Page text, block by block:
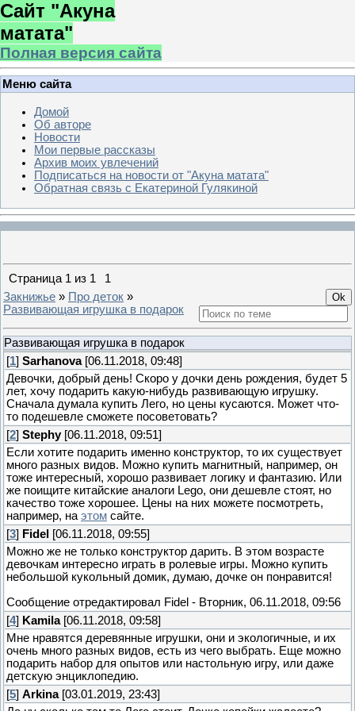
Сайт "Акуна
матата"
Полная версия сайта
Меню сайта
Домой
Об авторе
Новости
Мои первые рассказы
Архив моих увлечений
Подписаться на новости от "Акуна матата"
Обратная связь с Екатериной Гулякиной
Страница 1 из 1
1
Закнижье » Про деток »
Развивающая игрушка в подарок
Развивающая игрушка в подарок
[1] Sarhanova[06.11.2018, 09:48]
Девочки, добрый день! Скоро у дочки день рождения, будет 5
лет, хочу подарить какую-нибудь развивающую игрушку.
Сначала думала купить Лего, но цены кусаются. Может что-
то подешевле сможете посоветовать?
[2] Stephy [06.11.2018, 09:51]
Если хотите подарить именно конструктор, то их существует
много разных видов. Можно купить магнитный, например, он
тоже интересный, хорошо развивает логику и фантазию. Или
же поищите китайские аналоги Lego, они дешевле стоят, но
качество тоже хорошее. Цены на них можете посмотреть,
например, на этом сайте.
[3] Fidel
[06.11.2018, 09:55]
Можно же не только конструктор дарить. В этом возрасте
девочкам интересно играть в ролевые игры. Можно купить
небольшой кукольный домик, думаю, дочке он понравится!
Сообщение отредактировал Fidel - Вторник, 06.11.2018, 09:56
[4] Kamila[06.11.2018, 09:58]
Мне нравятся деревянные игрушки, они и экологичные, и их
очень много разных видов, есть из чего выбрать. Еще можно
подарить набор для опытов или настольную игру, или даже
детскую энциклопедию.
[5] Arkina[03.01.2019, 23:43]